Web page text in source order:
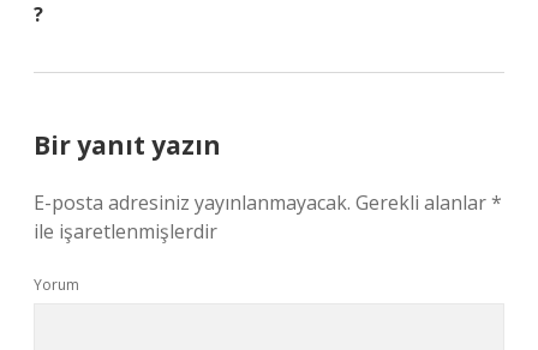
?
Bir yanıt yazın
E-posta adresiniz yayınlanmayacak. Gerekli alanlar*
ile işaretlenmişlerdir
Yorum